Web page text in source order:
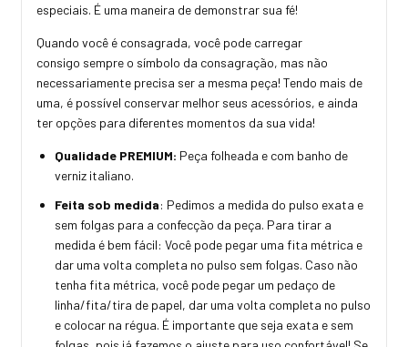
especiais. É uma maneira de demonstrar sua fé!
Quando você é consagrada, você pode carregar
consigo sempre o símbolo da consagração, mas não
necessariamente precisa ser a mesma peça! Tendo mais de
uma, é possível conservar melhor seus acessórios, e ainda
ter opções para diferentes momentos da sua vida!
Qualidade PREMIUM: Peça folheada e com banho de
verniz italiano.
Feita sob medida: Pedimos a medida do pulso exata e
sem folgas para a confecção da peça. Para tirar a
medida é bem fácil: Você pode pegar uma fita métrica e
dar uma volta completa no pulso sem folgas. Caso não
tenha fita métrica, você pode pegar um pedaço de
linha/fita/tira de papel, dar uma volta completa no pulso
e colocar na régua. É importante que seja exata e sem